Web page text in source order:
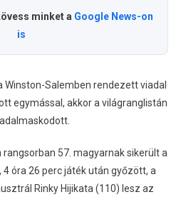
minket a Google News-on
is
Salemben rendezett viadal
egymással, akkor a világranglistán
57. magyarnak sikerült a
óra 26 perc játék után győzött, a
Rinky Hijikata (110) lesz az